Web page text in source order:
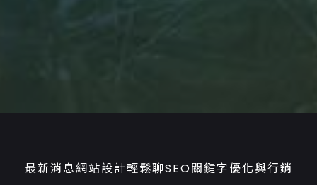
最新消息網站設計輕鬆聊SEO關鍵字優化與行銷